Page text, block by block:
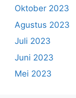
Oktober 2023
Agustus 2023
Juli 2023
Juni 2023
Mei 2023